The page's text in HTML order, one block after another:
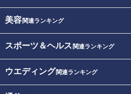
美容関連ランキング
スポーツ＆ヘルス 関連ランキング
ウエディング関連ランキング